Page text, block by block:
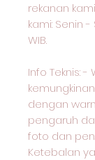
rekanan
kami: Senin -
WIB.
Info Teknis:
dengan
pengaruh
foto dan
Ketebalan